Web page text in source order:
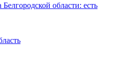
области: есть